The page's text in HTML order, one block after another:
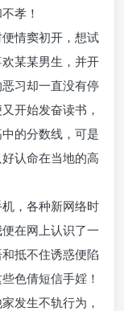
孝！
情窦初开，想试
某某男生，并开
习却一直没有停
开始发奋读书，
的分数线，可是
认命在当地的高
，各种新网络时
在网上认识了一
抵不住诱惑便陷
色倩短信手婬！
发生不轨行为，